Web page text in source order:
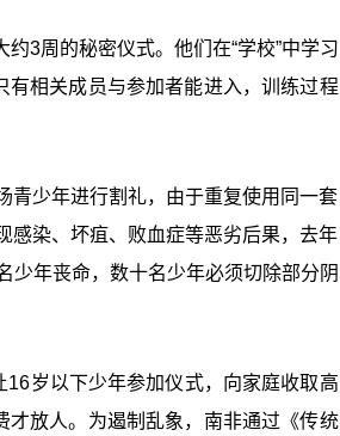
3周的秘密仪式。他们在“学校”中学习
有相关成员与参加者能进入，训练过程
青少年进行割礼，由于重复使用同一套
感染、坏疽、败血症等恶劣后果，去年
少年丧命，数十名少年必须切除部分阴
16岁以下少年参加仪式，向家庭收取高
才放人。为遏制乱象，南非通过《传统